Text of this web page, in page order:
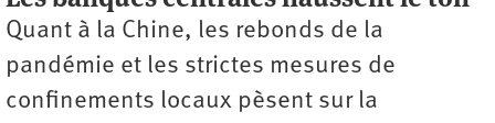
Quant à la Chine, les rebonds de la
pandémie et les strictes mesures de
confinements locaux pèsent sur la